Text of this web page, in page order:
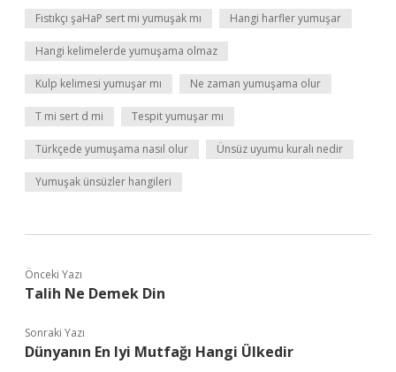
Fıstıkçı şaHaP sert mi yumuşak mı Hangi harfler yumuşar
Hangi kelimelerde yumuşama olmaz
Kulp kelimesi yumuşar mı Ne zaman yumuşama olur
T mi sert d mi Tespit yumuşar mı
Türkçede yumuşama nasıl olur Ünsüz uyumu kuralı nedir
Yumuşak ünsüzler hangileri
Önceki Yazı
Talih Ne Demek Din
Sonraki Yazı
Dünyanın En Iyi Mutfağı Hangi Ülkedir